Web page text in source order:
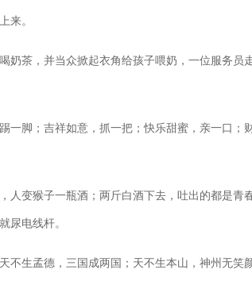
来。
奶茶，并当众掀起衣角给孩子喂奶，一位服务员
一脚；吉祥如意，抓一把；快乐甜蜜，亲一口；
人变猴子一瓶酒；两斤白酒下去，吐出的都是青
尿电线杆。
不生孟德，三国成两国；天不生本山，神州无笑